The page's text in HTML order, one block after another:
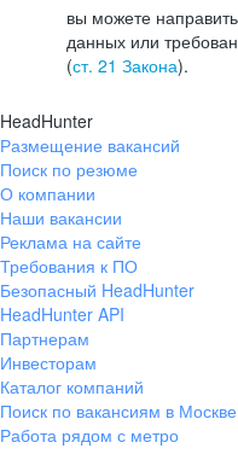
вы можете
данных или
(ст. 21 Закона).
HeadHunter
Размещение вакансий
Поиск по резюме
О компании
Наши вакансии
Реклама на сайте
Требования к ПО
Безопасный HeadHunter
HeadHunter API
Партнерам
Инвесторам
Каталог компаний
Поиск по вакансиям в Москве
Работа рядом с метро